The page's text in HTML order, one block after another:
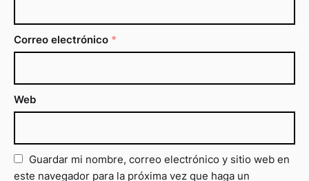
Correo electrónico *
Web
Guardar mi nombre, correo electrónico y sitio web en
este navegador para la próxima vez que haga un